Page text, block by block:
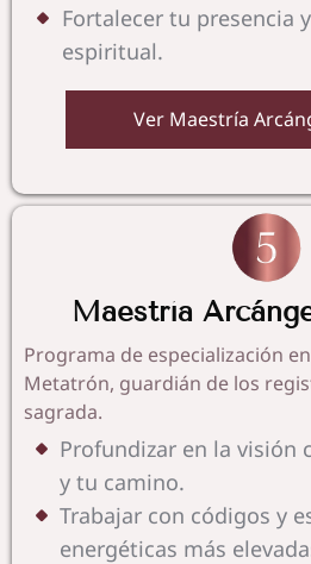
Fortalecer tu presencia
espiritual.
Ver Maestría
Maestría
Programa de especialización
Metatrón, guardián de los
sagrada.
Profundizar en la visión
y tu camino.
Trabajar con códigos y
energéticas más